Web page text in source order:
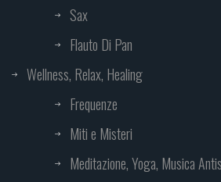
Sax
Flauto Di Pan
Wellness, Relax, Healing
Frequenze
Miti e Misteri
Meditazione, Yoga, Musica